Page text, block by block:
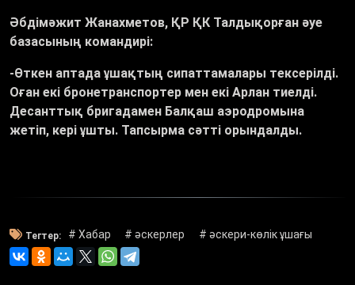
Әбдімәжит Жанахметов, ҚР ҚК Талдықорған әуе
базасының командирі:
-Өткен аптада ұшақтың сипаттамалары тексерілді.
Оған екі бронетранспортер мен екі Арлан тиелді.
Десанттық бригадамен Балқаш аэродромына
жетіп, кері ұшты. Тапсырма сәтті орындалды.
Тегтер: # Хабар # әскерлер # әскери-көлік ұшағы